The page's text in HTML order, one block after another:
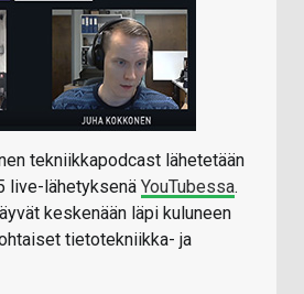
tekniikkapodcast lähetetään
live-lähetyksenä YouTubessa.
keskenään läpi kuluneen
tietotekniikka- ja